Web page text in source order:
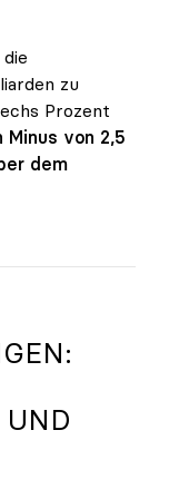
zu
Prozent
Minus von 2,5
dem
UND